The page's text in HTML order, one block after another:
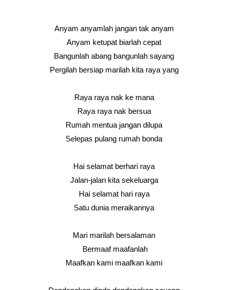
Anyam anyamlah jangan tak anyam
Anyam ketupat biarlah cepat
Bangunlah abang bangunlah sayang
Pergilah bersiap marilah kita raya yang
Raya raya nak ke mana
Raya raya nak bersua
Rumah mentua jangan dilupa
Selepas pulang rumah bonda
Hai selamat berhari raya
Jalan-jalan kita sekeluarga
Hai selamat hari raya
Satu dunia meraikannya
Mari marilah bersalaman
Bermaaf maafanlah
Maafkan kami maafkan kami